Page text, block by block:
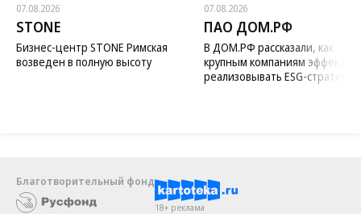
07.08.2026
STONE
Бизнес-центр STONE Римская
возведен в полную высоту
07.08.2026
ПАО ДОМ.РФ
В ДОМ.РФ рассказали, как
крупным компаниям
реализовывать ESG-стратегию
Благотворительный фонд
18+ реклама